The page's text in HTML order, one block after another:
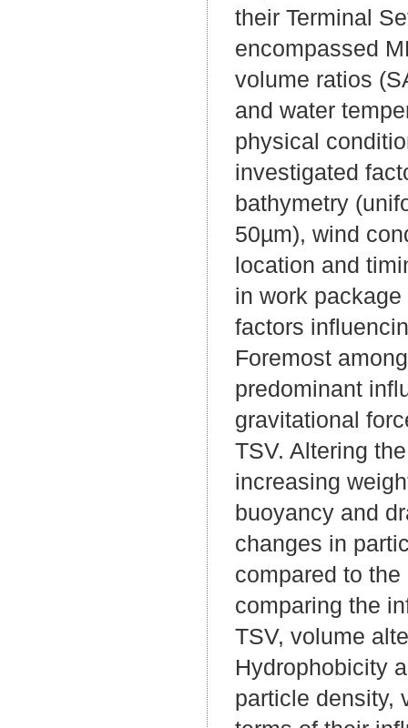
their Terminal
encompassed
volume ratios
and water
physical
investigated
bathymetry
50µm), wind
location and
in work
factors
Foremost
predominant
gravitational
TSV. Altering
increasing
buoyancy and
changes in
compared to
comparing the
TSV, volume
Hydrophobicity
particle density,